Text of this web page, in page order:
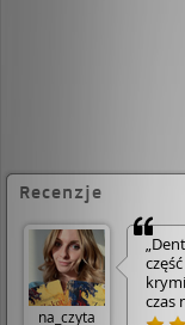
Recenzje
na_czyta
czas